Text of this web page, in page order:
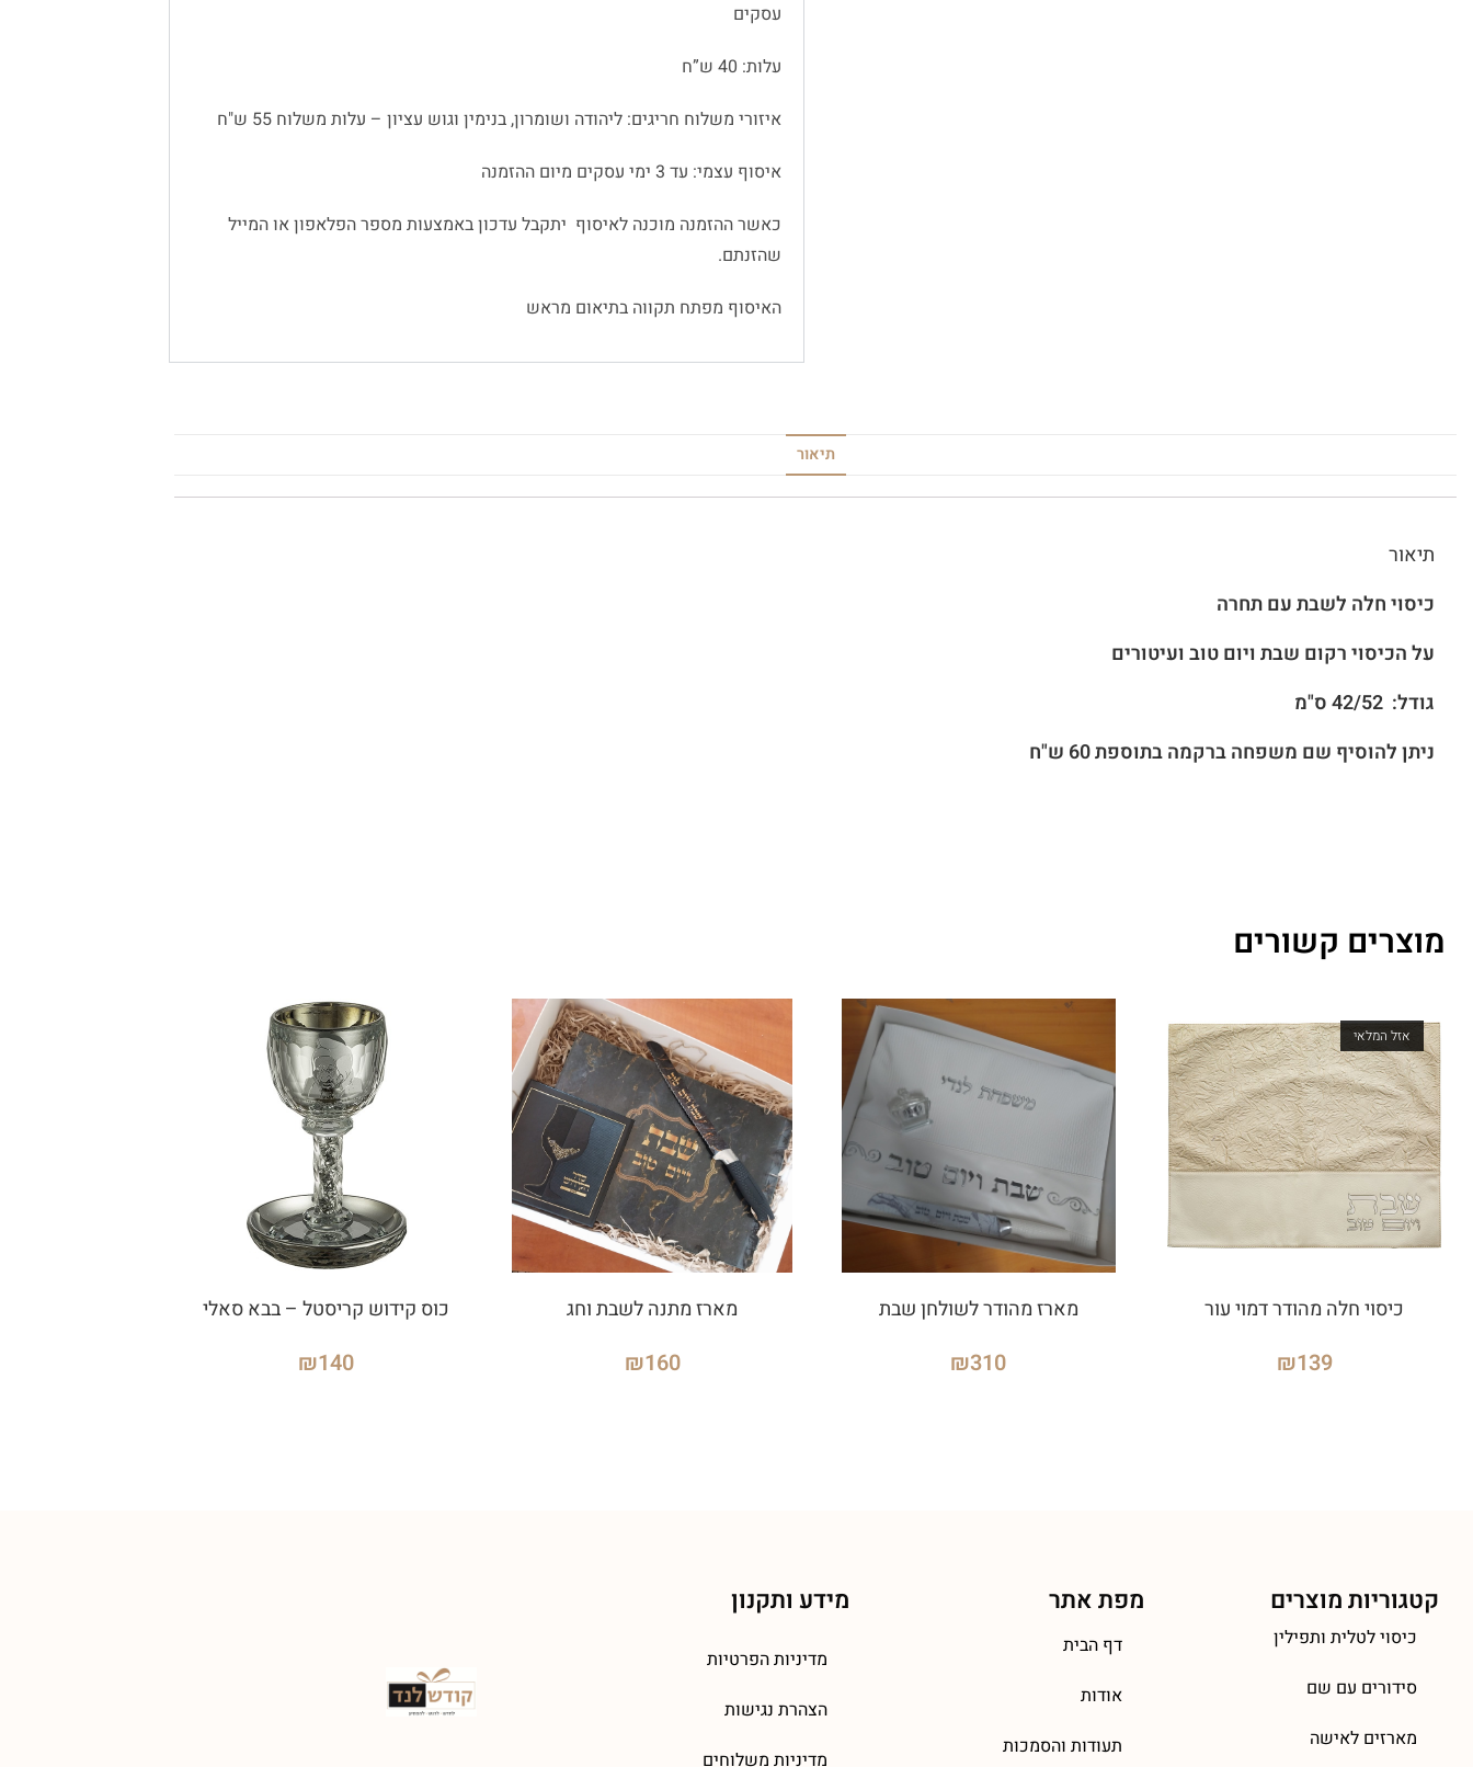
עסקים
עלות: 40 ש”ח
איזורי משלוח חריגים: ליהודה ושומרון, בנימין וגוש עציון – עלות משלוח 55 ש"ח
איסוף עצמי: עד 3 ימי עסקים מיום ההזמנה
כאשר ההזמנה מוכנה לאיסוף יתקבל עדכון באמצעות מספר הפלאפון או המייל
שהזנתם.
האיסוף מפתח תקווה בתיאום מראש
תיאור
תיאור
כיסוי חלה לשבת עם תחרה
על הכיסוי רקום שבת ויום טוב ועיטורים
גודל: 42/52 ס"מ
ניתן להוסיף שם משפחה ברקמה בתוספת 60 ש"ח
מוצרים קשורים
אזל המלאי
כיסוי חלה מהודר דמוי עור
₪139
מארז מהודר לשולחן שבת
₪310
מארז מתנה לשבת וחג
₪160
כוס קידוש קריסטל – בבא סאלי
₪140
קטגוריות מוצרים
כיסוי לטלית ותפילין
סידורים עם שם
מארזים לאישה
מפת אתר
דף הבית
אודות
תעודות והסמכות
מידע ותקנון
מדיניות הפרטיות
הצהרת נגישות
מדיניות משלוחים